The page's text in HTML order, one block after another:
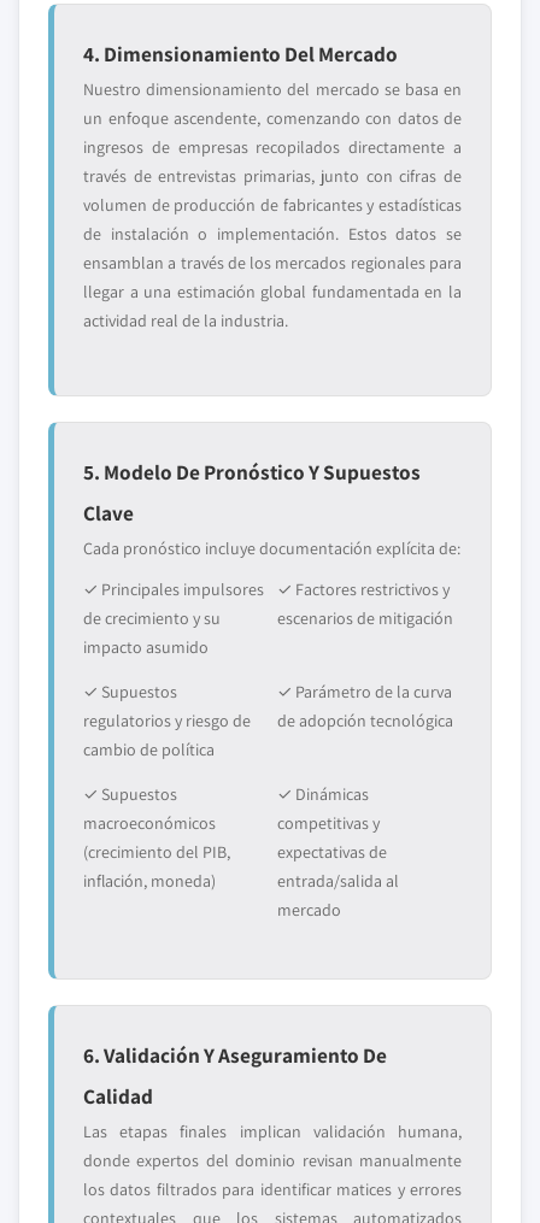
4. Dimensionamiento Del Mercado
Nuestro dimensionamiento del mercado se basa en
un enfoque ascendente, comenzando con datos de
ingresos de empresas recopilados directamente a
través de entrevistas primarias, junto con cifras de
volumen de producción de fabricantes y estadísticas
de instalación o implementación. Estos datos se
ensamblan a través de los mercados regionales para
llegar a una estimación global fundamentada en la
actividad real de la industria.
5. Modelo De Pronóstico Y Supuestos
Clave
Cada pronóstico incluye documentación explícita de:
✓ Principales impulsores
de crecimiento y su
impacto asumido
✓ Factores restrictivos y
escenarios de mitigación
✓ Supuestos
regulatorios y riesgo de
cambio de política
✓ Parámetro de la curva
de adopción tecnológica
✓ Supuestos
macroeconómicos
(crecimiento del PIB,
inflación, moneda)
✓ Dinámicas
competitivas y
expectativas de
entrada/salida al
mercado
6. Validación Y Aseguramiento De
Calidad
Las etapas finales implican validación humana,
donde expertos del dominio revisan manualmente
los datos filtrados para identificar matices y errores
contextuales que los sistemas automatizados